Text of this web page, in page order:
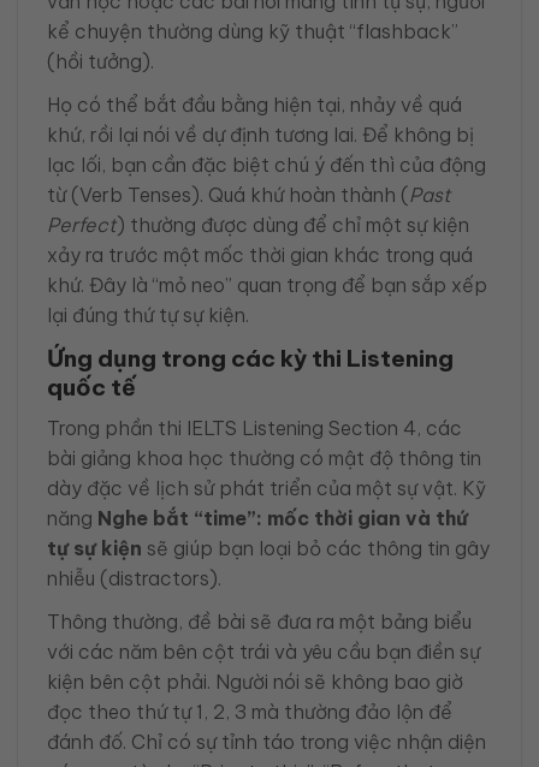
kể chuyện thường dùng kỹ thuật “flashback”
(hồi tưởng).
Họ có thể bắt đầu bằng hiện tại, nhảy về quá
khứ, rồi lại nói về dự định tương lai. Để không bị
lạc lối, bạn cần đặc biệt chú ý đến thì của động
từ (Verb Tenses). Quá khứ hoàn thành (Past
Perfect) thường được dùng để chỉ một sự kiện
xảy ra trước một mốc thời gian khác trong quá
khứ. Đây là “mỏ neo” quan trọng để bạn sắp xếp
lại đúng thứ tự sự kiện.
Ứng dụng trong các kỳ thi Listening
quốc tế
Trong phần thi IELTS Listening Section 4, các
bài giảng khoa học thường có mật độ thông tin
dày đặc về lịch sử phát triển của một sự vật. Kỹ
năng Nghe bắt “time”: mốc thời gian và thứ
tự sự kiện sẽ giúp bạn loại bỏ các thông tin gây
nhiễu (distractors).
Thông thường, đề bài sẽ đưa ra một bảng biểu
với các năm bên cột trái và yêu cầu bạn điền sự
kiện bên cột phải. Người nói sẽ không bao giờ
đọc theo thứ tự 1, 2, 3 mà thường đảo lộn để
đánh đố. Chỉ có sự tỉnh táo trong việc nhận diện